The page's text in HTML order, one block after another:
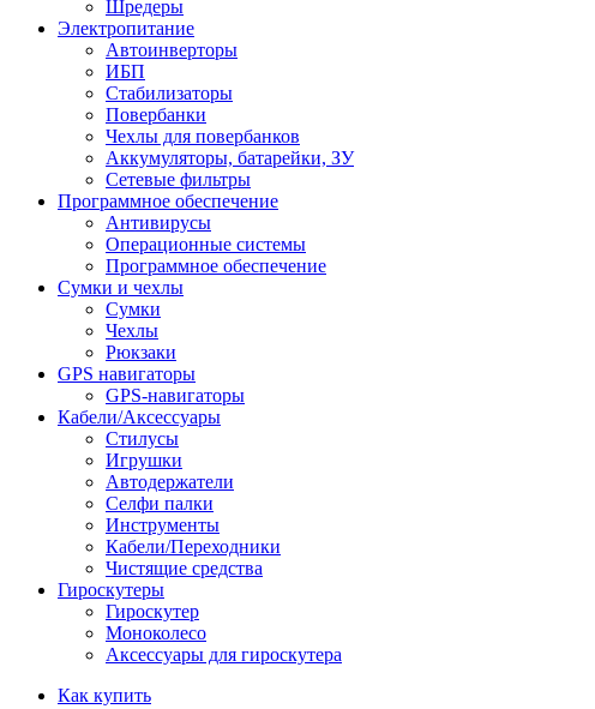
Шредеры
Электропитание
Автоинверторы
ИБП
Стабилизаторы
Повербанки
Чехлы для повербанков
Аккумуляторы, батарейки, ЗУ
Сетевые фильтры
Программное обеспечение
Антивирусы
Операционные системы
Программное обеспечение
Сумки и чехлы
Сумки
Чехлы
Рюкзаки
GPS навигаторы
GPS-навигаторы
Кабели/Аксессуары
Стилусы
Игрушки
Автодержатели
Селфи палки
Инструменты
Кабели/Переходники
Чистящие средства
Гироскутеры
Гироскутер
Моноколесо
Аксессуары для гироскутера
Как купить